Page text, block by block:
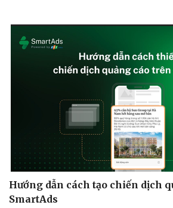
Dinh dưỡng - món ngon
Sản phụ khoa
Nhi khoa
Làm đẹp - giảm cân
Phòng mạch online
Đời
Nhà đẹp
Blog
Tình
Hướng dẫn cách tạo chiến dịch
SmartAds